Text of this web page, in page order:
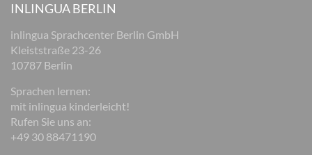
INLINGUA BERLIN
inlingua Sprachcenter Berlin GmbH
Kleiststraße 23-26
10787 Berlin
Sprachen lernen:
mit inlingua kinderleicht!
Rufen Sie uns an:
+49 30 88471190